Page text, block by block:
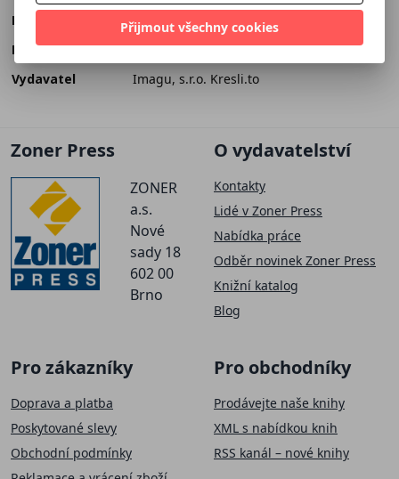
EAN
8594201840555
Katalogové číslo
ZKR-A0007
Vydavatel
Imagu, s.r.o. Kresli.to
Zoner Press
ZONER
a.s.
Nové
sady 18
602 00
Brno
O vydavatelství
Kontakty
Lidé v Zoner Press
Nabídka práce
Odběr novinek Zoner Press
Knižní katalog
Blog
Pro zákazníky
Doprava a platba
Poskytované slevy
Obchodní podmínky
Pro obchodníky
Prodávejte naše knihy
XML s nabídkou knih
RSS kanál – nové knihy
Přijmout všechny cookies